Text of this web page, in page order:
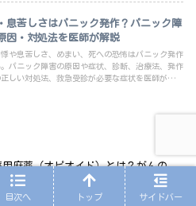
息苦しさはパニック発作？パニック障
因・対処法を医師が解説
や息苦しさ、めまい、死への恐怖はパニック発作
パニック障害の原因や症状、診断、治療法、発作
しい対処法、救急受診が必要な症状を医師がわか
用麻薬（オピオイド）とは？がんの
治療で知っておきたい効果・副作
誤解を解説
目次へ トップ サイドバー